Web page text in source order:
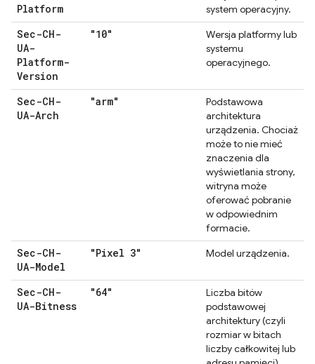
Platform
system operacyjny.
Sec-CH-
UA-
Platform-
Version
"10"
Wersja platformy lub
systemu
operacyjnego.
Sec-CH-
UA-Arch
"arm"
Podstawowa
architektura
urządzenia. Chociaż
może to nie mieć
znaczenia dla
wyświetlania strony,
witryna może
oferować pobranie
w odpowiednim
formacie.
Sec-CH-
UA-Model
"Pixel 3" Model urządzenia.
Sec-CH-
UA-Bitness
"64"
Liczba bitów
podstawowej
architektury (czyli
rozmiar w bitach
liczby całkowitej lub